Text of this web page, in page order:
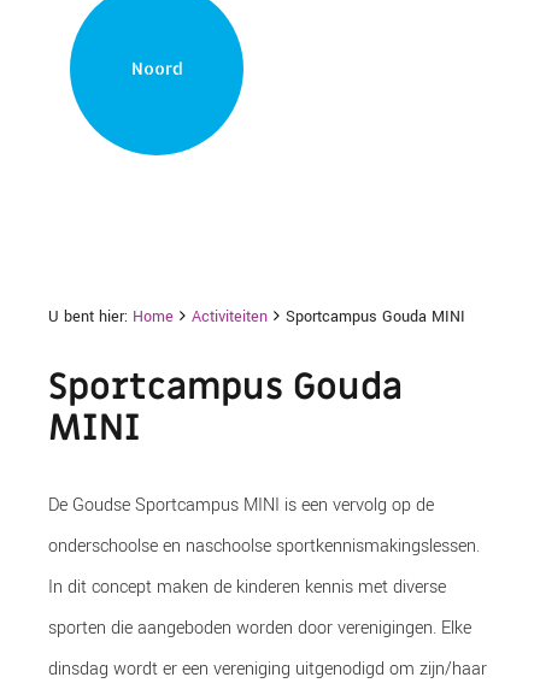
Noord
U bent hier: Home Activiteiten Sportcampus Gouda MINI
Sportcampus Gouda
MINI
De Goudse Sportcampus MINI is een vervolg op de
onderschoolse en naschoolse sportkennismakingslessen.
In dit concept maken de kinderen kennis met diverse
sporten die aangeboden worden door verenigingen. Elke
dinsdag wordt er een vereniging uitgenodigd om zijn/haar